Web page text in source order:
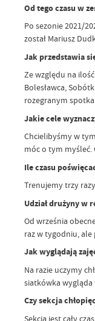
Od tego czasu w
Po sezonie 2021/
został Mariusz
Jak przedstawia
Ze względu na
Bolesławca,
rozegranym
Jakie cele
Chcielibyśmy w
móc o tym myśleć.
Ile czasu
Trenujemy trzy
Udział drużyny w
Od września
raz w tygodniu, ale
Jak wyglądają
Na razie uczymy
siatkówka wygląda
Czy sekcja
Sekcja jest cały